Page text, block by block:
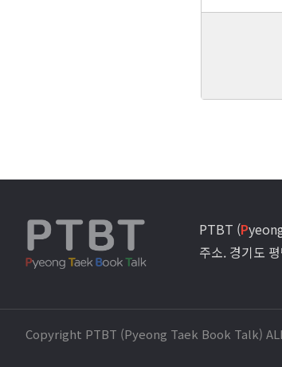
PTBT (P
주소. 경기도
Copyright PTBT (Pyeong Taek Book Talk)